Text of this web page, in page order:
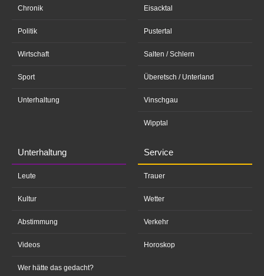
Chronik
Politik
Wirtschaft
Sport
Unterhaltung
Eisacktal
Pustertal
Salten / Schlern
Überetsch / Unterland
Vinschgau
Wipptal
Unterhaltung
Leute
Kultur
Abstimmung
Videos
Wer hätte das gedacht?
Service
Trauer
Wetter
Verkehr
Horoskop